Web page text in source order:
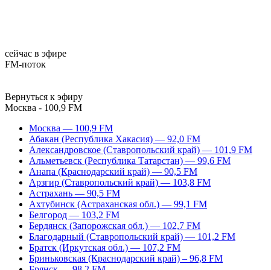
сейчас в эфире
FM-поток
Вернуться к эфиру
Москва - 100,9 FM
Москва — 100,9 FM
Абакан (Республика Хакасия) — 92,0 FM
Александровское (Ставропольский край) — 101,9 FM
Альметьевск (Республика Татарстан) — 99,6 FM
Анапа (Краснодарский край) — 90,5 FM
Арзгир (Ставропольский край) — 103,8 FM
Астрахань — 90,5 FM
Ахтубинск (Астраханская обл.) — 99,1 FM
Белгород — 103,2 FM
Бердянск (Запорожская обл.) — 102,7 FM
Благодарный (Ставропольский край) — 101,2 FM
Братск (Иркутская обл.) — 107,2 FM
Бриньковская (Краснодарский край) – 96,8 FM